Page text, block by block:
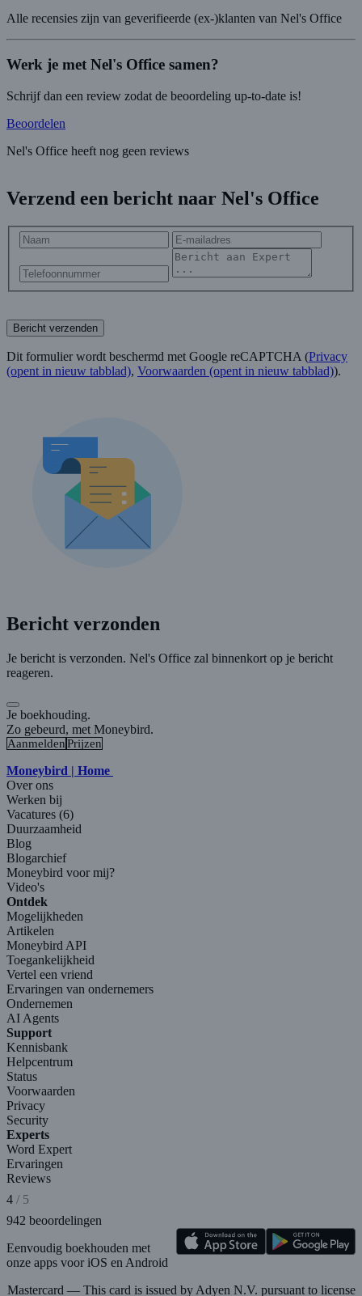
Alle recensies zijn van geverifieerde (ex-)klanten van Nel's Office
Werk je met Nel's Office samen?
Schrijf dan een review zodat de beoordeling up-to-date is!
Beoordelen
Nel's Office heeft nog geen reviews
Verzend een bericht naar Nel's Office
Bericht verzenden
Dit formulier wordt beschermd met Google reCAPTCHA (Privacy
(opent in nieuw tabblad), Voorwaarden (opent in nieuw tabblad)).
Bericht verzonden
Je bericht is verzonden. Nel's Office zal binnenkort op je bericht
reageren.